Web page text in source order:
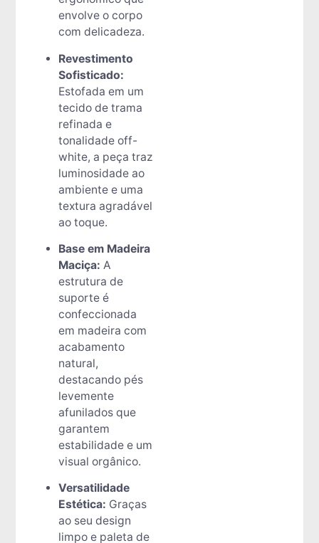
envolve o corpo
com delicadeza.
Revestimento
Sofisticado:
Estofada em um
tecido de trama
refinada e
tonalidade off-
white, a peça traz
luminosidade ao
ambiente e uma
textura agradável
ao toque.
Base em Madeira
Maciça: A
estrutura de
suporte é
confeccionada
em madeira com
acabamento
natural,
destacando pés
levemente
afunilados que
garantem
estabilidade e um
visual orgânico.
Versatilidade
Estética: Graças
ao seu design
limpo e paleta de